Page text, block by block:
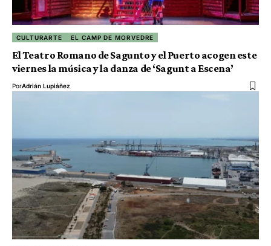
CULTURARTE EL CAMP DE MORVEDRE
El Teatro Romano de Sagunto y el Puerto acogen este
viernes la música y la danza de ‘Sagunt a Escena’
PorAdrián Lupiáñez